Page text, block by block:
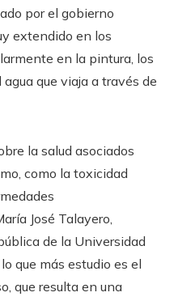
por el gobierno
extendido en los
en la pintura, los
que viaja a través de
la salud asociados
como la toxicidad
José Talayero,
de la Universidad
que más estudio es el
que resulta en una